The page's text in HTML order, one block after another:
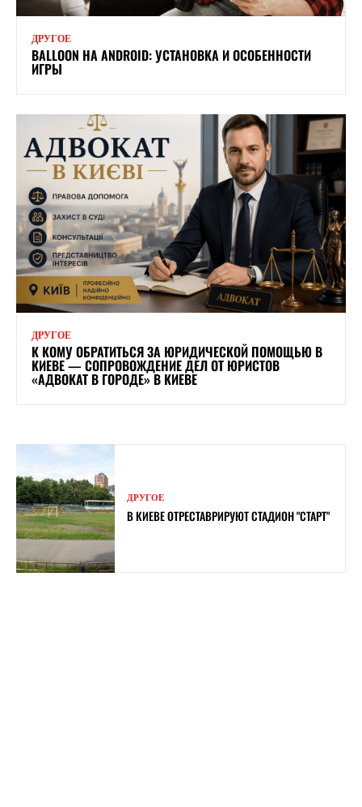
ДРУГОЕ
BALLOON НА ANDROID: УСТАНОВКА И ОСОБЕННОСТИ
ИГРЫ
ДРУГОЕ
К КОМУ ОБРАТИТЬСЯ ЗА ЮРИДИЧЕСКОЙ ПОМОЩЬЮ В
КИЕВЕ — СОПРОВОЖДЕНИЕ ДЕЛ ОТ ЮРИСТОВ
«АДВОКАТ В ГОРОДЕ» В КИЕВЕ
ДРУГОЕ
В КИЕВЕ ОТРЕСТАВРИРУЮТ СТАДИОН "СТАРТ"